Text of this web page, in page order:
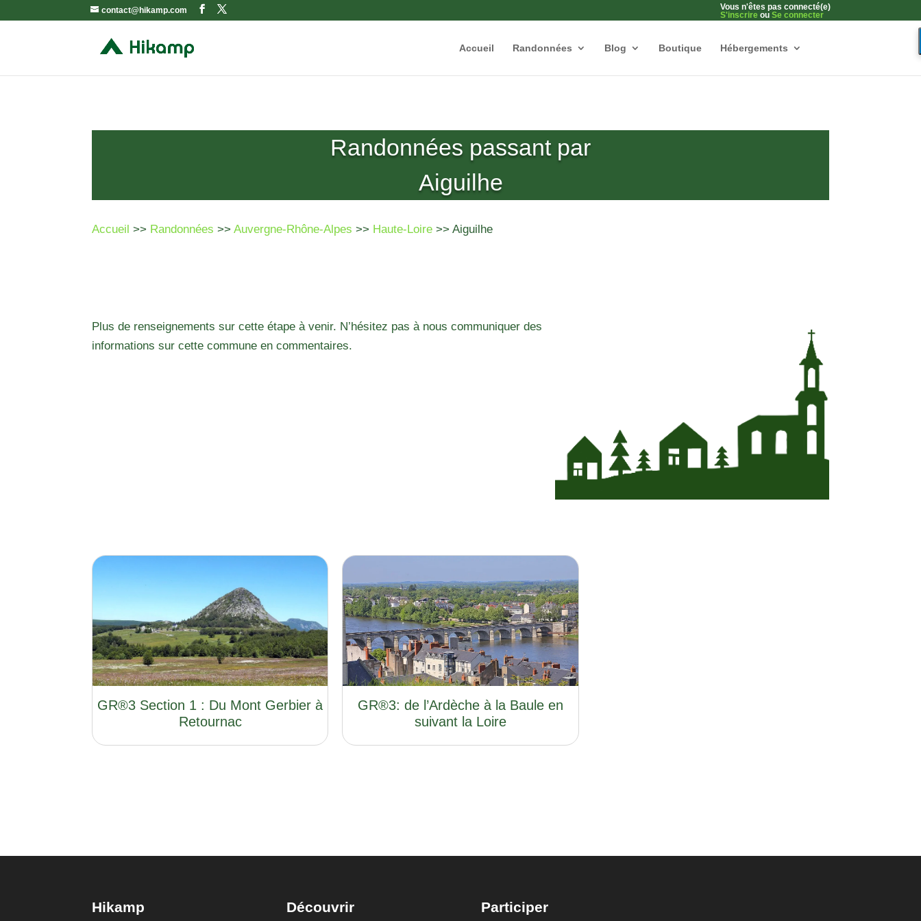
contact@hikamp.com
Vous n'êtes pas connecté(e)
S'inscrire ou Se connecter
Accueil Randonnées Blog Boutique Hébergements
Randonnées passant par
Aiguilhe
Accueil >> Randonnées >>Auvergne-Rhône-Alpes >> Haute-Loire >> Aiguilhe
Plus de renseignements sur cette étape à venir. N’hésitez pas à nous communiquer des
informations sur cette commune en commentaires.
GR®3 Section 1 : Du Mont Gerbier à
Retournac
GR®3: de l’Ardèche à la Baule en
suivant la Loire
Hikamp Découvrir Participer